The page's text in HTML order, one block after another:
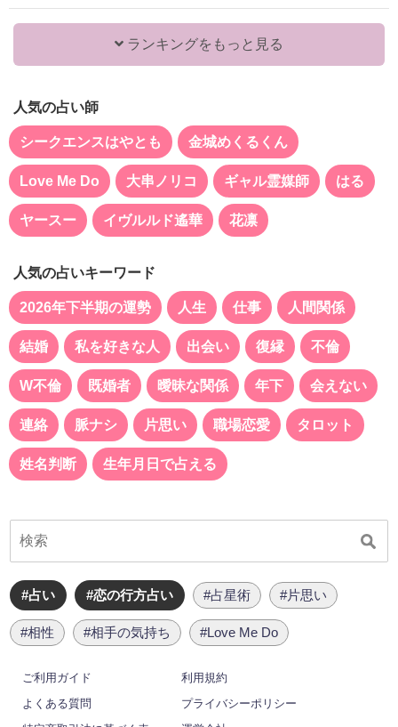
ランキングをもっと見る
人気の占い師
シークエンスはやとも 金城めくるくん
Love Me Do 大串ノリコ ギャル霊媒師 はる
ヤースー イヴルルド遙華 花凛
人気の占いキーワード
2026年下半期の運勢 人生 仕事 人間関係
結婚 私を好きな人 出会い 復縁 不倫
W不倫 既婚者 曖昧な関係 年下 会えない
連絡 脈ナシ 片思い 職場恋愛 タロット
姓名判断 生年月日で占える
#占い #恋の行方占い #占星術 #片思い
#相性 #相手の気持ち #Love Me Do
ご利用ガイド
利用規約
よくある質問
プライバシーポリシー